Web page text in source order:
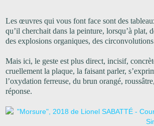
Les œuvres qui vous font face sont des
qu’il cherchait dans la peinture, lorsqu’à plat,
des explosions organiques, des
Mais ici, le geste est plus direct, incisif,
cruellement la plaque, la faisant parler,
l’oxydation ferreuse, du brun orangé,
réponse.